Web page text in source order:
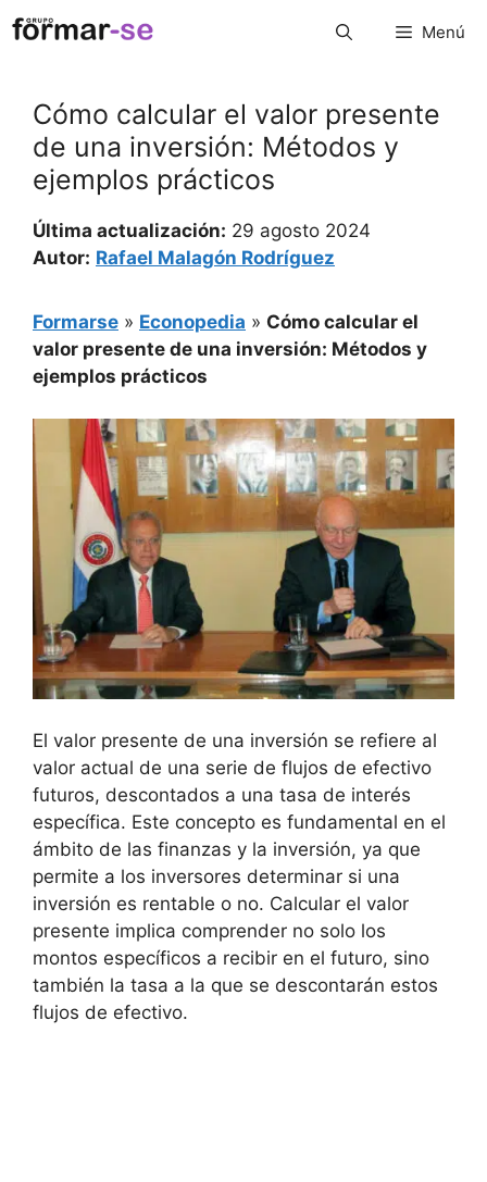
Saltar
al
Menú
Cómo calcular el valor presente
de una inversión: Métodos y
ejemplos prácticos
Última actualización: 29 agosto 2024
Autor: Rafael Malagón Rodríguez
Formarse » Econopedia » Cómo calcular el
valor presente de una inversión: Métodos y
ejemplos prácticos
El valor presente de una‍ inversión se ‌refiere al
‌valor actual ⁤de una serie de flujos de ⁤efectivo‌
futuros, descontados a una ‌tasa de interés
específica. Este concepto es⁤ fundamental en el
ámbito de las finanzas y‌ la inversión, ya que
permite‍ a los inversores determinar si una
inversión‍ es rentable o no. Calcular el valor
presente ‍implica comprender no solo‌ los
montos específicos a recibir en ‍el futuro, sino
también la tasa a la que se descontarán estos
flujos de⁣ efectivo.